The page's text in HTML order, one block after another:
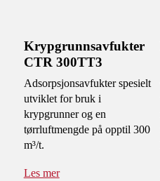
Krypgrunnsavfukter
CTR 300TT3
Adsorpsjonsavfukter spesielt
utviklet for bruk i
krypgrunner og en
tørrluftmengde på opptil 300
m³/t.
Les mer